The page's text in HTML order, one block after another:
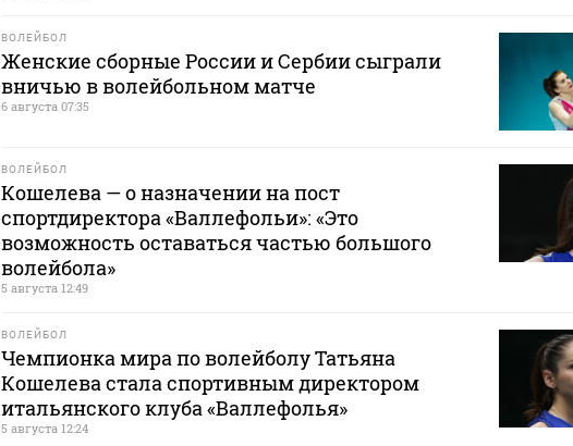
ВОЛЕЙБОЛ
Женские сборные России и Сербии сыграли
вничью в волейбольном матче
6 августа 07:35
ВОЛЕЙБОЛ
Кошелева — о назначении на пост
спортдиректора «Валлефольи»: «Это
возможность оставаться частью большого
волейбола»
5 августа 12:49
ВОЛЕЙБОЛ
Чемпионка мира по волейболу Татьяна
Кошелева стала спортивным директором
итальянского клуба «Валлефолья»
5 августа 12:24